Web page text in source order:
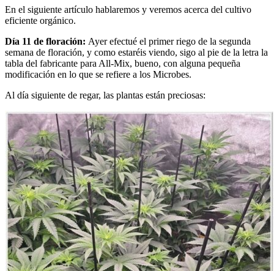
En el siguiente artículo hablaremos y veremos acerca del cultivo
eficiente orgánico.
Día 11 de floración: Ayer efectué el primer riego de la segunda
semana de floración, y como estaréis viendo, sigo al pie de la letra la
tabla del fabricante para All-Mix, bueno, con alguna pequeña
modificación en lo que se refiere a los Microbes.
Al día siguiente de regar, las plantas están preciosas: